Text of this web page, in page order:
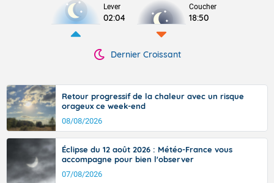
Lever
02:04
Coucher
18:50
Dernier Croissant
Retour progressif de la chaleur avec un risque
orageux ce week-end
08/08/2026
Éclipse du 12 août 2026 : Météo-France vous
accompagne pour bien l'observer
07/08/2026